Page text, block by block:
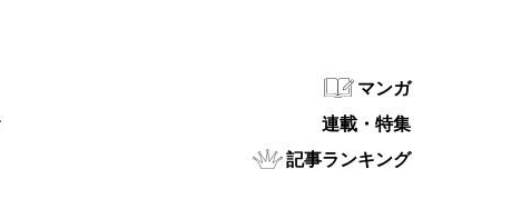
マンガ
連載・特集
記事ランキング